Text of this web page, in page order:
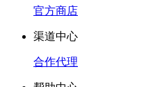
官方商店
渠道中心
合作代理